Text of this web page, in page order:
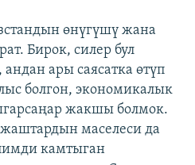
өнүгүшү жана
Бирок, силер бул
ары саясатка өтүп
болгон, экономикалык
жакшы болмок.
маселеси да
камтыган